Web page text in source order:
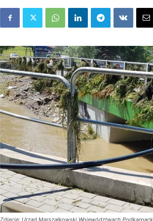
Zdjęcie: Urząd Marszałkowski Województwach